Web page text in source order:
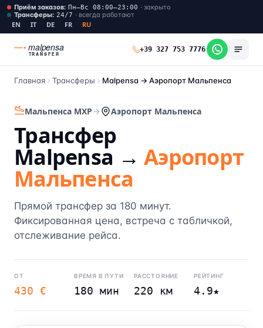
Приём заказов: Пн–Вс 08:00–23:00 · закрыто
Трансферы: 24/7 · всегда работают
EN IT DE FR RU
malpensa
TRANSFER
+39 327 753 7776
Главная Трансферы Malpensa → Аэропорт Мальпенса
Мальпенса MXP Аэропорт Мальпенса
Трансфер
Malpensa →Аэропорт
Мальпенса
Прямой трансфер за 180 минут.
Фиксированная цена, встреча с табличкой,
отслеживание рейса.
ОТ
430 €
ВРЕМЯ В ПУТИ
180 мин
РАССТОЯНИЕ
220 км
РЕЙТИНГ
4.9★